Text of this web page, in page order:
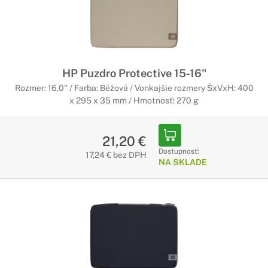
HP Puzdro Protective 15-16"
Rozmer: 16,0" / Farba: Béžová / Vonkajšie rozmery ŠxVxH: 400
x 295 x 35 mm / Hmotnosť: 270 g
21,20 €
17,24 € bez DPH Dostupnosť:
NA SKLADE